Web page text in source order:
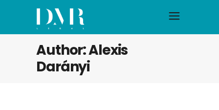
Author: Alexis
Darányi